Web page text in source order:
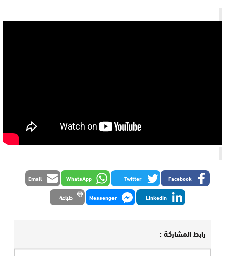
Facebook
Twitter
WhatsApp
Email
LinkedIn
Messenger طباعة
رابط المشاركة :